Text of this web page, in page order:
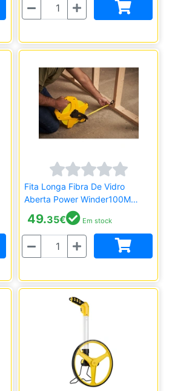
Quantidade
Fita Longa Fibra De Vidro
Aberta Power Winder100M
Stanley 2-34-777
49.35€ Em stock
Quantidade